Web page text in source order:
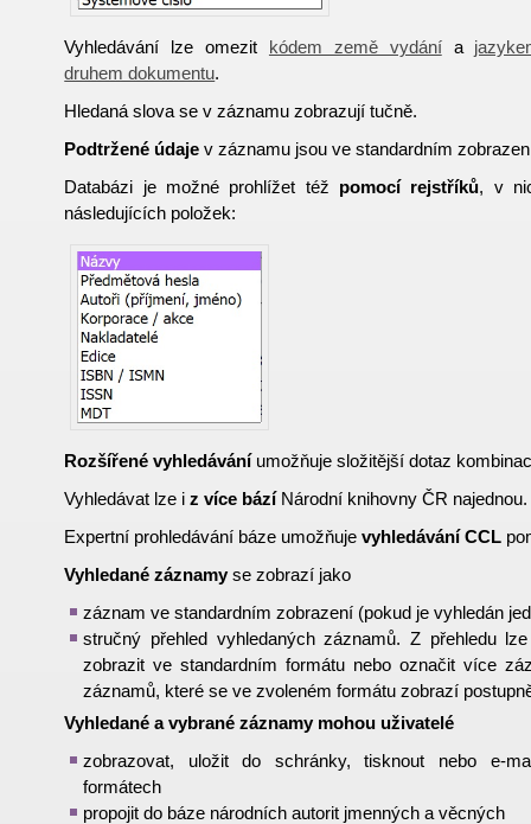
Vyhledávání lze omezit kódem země vydánía
druhem dokumentu.
Hledaná slova se v záznamu zobrazují tučně.
Podtržené údaje v záznamu jsou ve standardním
Databázi je možné prohlížet též pomocí rejstříků, v
následujících položek:
Rozšířené vyhledávání umožňuje složitější dotaz
Vyhledávat lze iz více bázíNárodní knihovny ČR najednou.
Expertní prohledávání báze umožňujevyhledávání CCL
Vyhledané záznamy se zobrazí jako
záznam ve standardním zobrazení (pokud je vyhledán
stručný přehled vyhledaných záznamů. Z přehledu
zobrazit ve standardním formátu nebo označit více
záznamů, které se ve zvoleném formátu zobrazí
Vyhledané a vybrané záznamy mohou uživatelé
zobrazovat, uložit do schránky, tisknout nebo e-
formátech
propojit do báze národních autorit jmenných a věcných